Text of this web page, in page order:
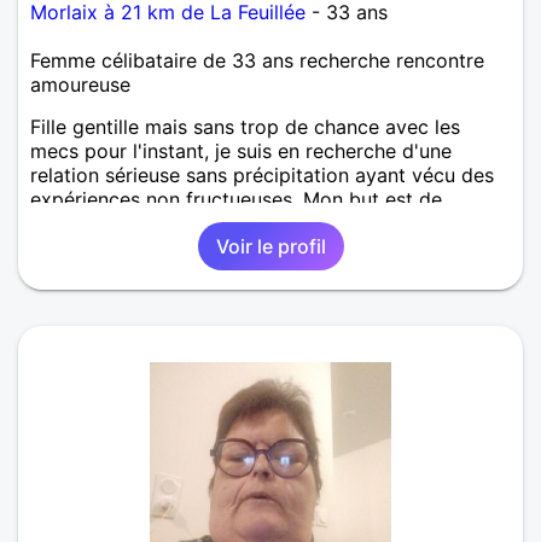
Morlaix à 21 km de La Feuillée - 33 ans
Femme célibataire de 33 ans recherche rencontre
amoureuse
Fille gentille mais sans trop de chance avec les
mecs pour l'instant, je suis en recherche d'une
relation sérieuse sans précipitation ayant vécu des
expériences non fructueuses. Mon but est de
trouver de bons contacts amicaux et nous verrons
bien si ça le fait ou pas !Voir le profil